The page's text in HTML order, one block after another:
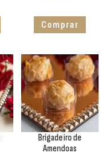
Comprar
Brigadeiro de
Amendoas